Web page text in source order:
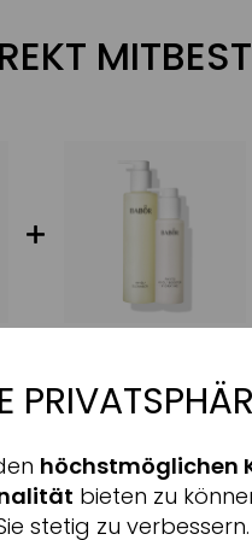
Aktiv
Inaktiv
höchstmöglichen
bieten zu
stetig zu verbessern.